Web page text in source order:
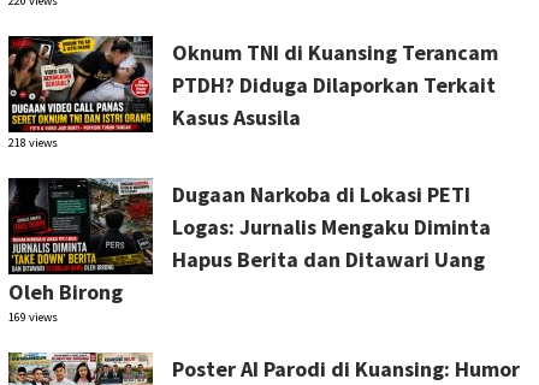
Oknum TNI di Kuansing Terancam
PTDH? Diduga Dilaporkan Terkait
Kasus Asusila
218 views
Dugaan Narkoba di Lokasi PETI
Logas: Jurnalis Mengaku Diminta
Hapus Berita dan Ditawari Uang
Oleh Birong
169 views
Poster AI Parodi di Kuansing: Humor